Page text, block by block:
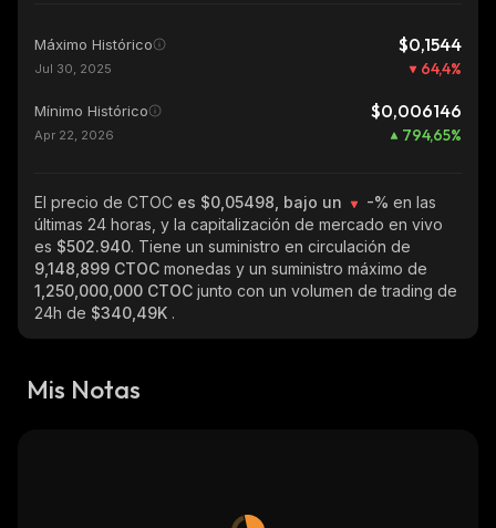
Máximo Histórico $0,1544
Jul 30, 2025 64,4%
Mínimo Histórico $0,006146
Apr 22, 2026 794,65%
El precio de CTOC es $0,05498, bajo un -% en las
últimas 24 horas, y la capitalización de mercado en vivo
es $502.940. Tiene un suministro en circulación de
9,148,899 CTOC monedas y un suministro máximo de
1,250,000,000 CTOC junto con un volumen de trading de
24h de $340,49K .
Mis Notas